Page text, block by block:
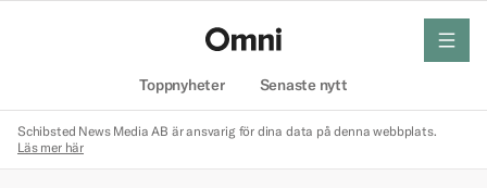
Toppnyheter Senaste nytt
meny
Schibsted News Media AB är ansvarig för dina data på denna webbplats.
Läs mer här